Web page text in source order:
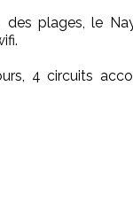
plages, le
4 circuits